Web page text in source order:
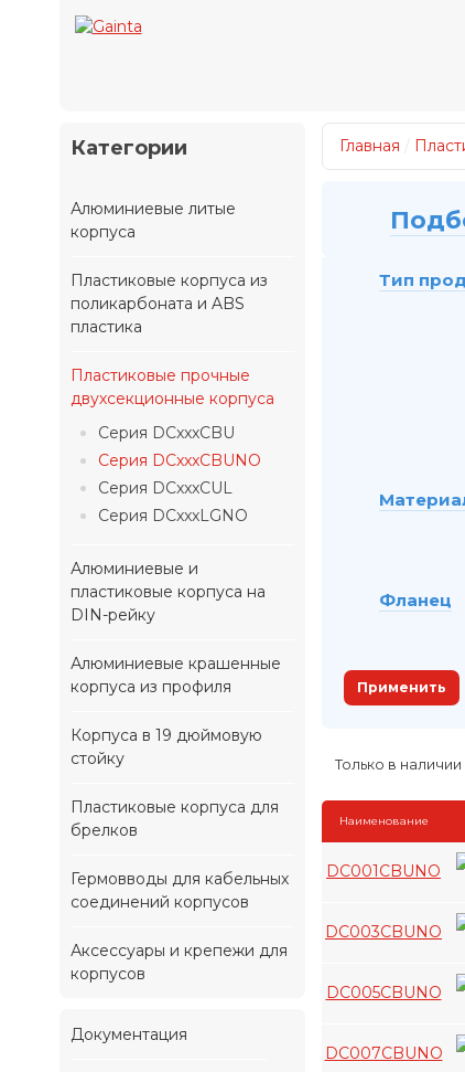
Категории
Алюминиевые литые
корпуса
Пластиковые корпуса из
поликарбоната и ABS
пластика
Пластиковые прочные
двухсекционные корпуса
Серия DCxxxCBU
Серия DCxxxCBUNO
Серия DCxxxCUL
Серия DCxxxLGNO
Алюминиевые и
пластиковые корпуса на
DIN-рейку
Алюминиевые крашенные
корпуса из профиля
Корпуса в 19 дюймовую
стойку
Пластиковые корпуса для
брелков
Гермовводы для кабельных
соединений корпусов
Аксессуары и крепежи для
корпусов
Документация
Главная
Тип
Фланец
Применить
Только в наличии
Наименование
DC001CBUNO
DC003CBUNO
DC005CBUNO
DC007CBUNO